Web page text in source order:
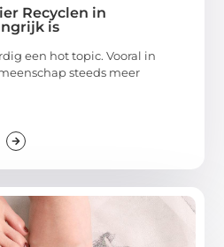
Recyclen in
is
een hot topic. Vooral in
steeds meer